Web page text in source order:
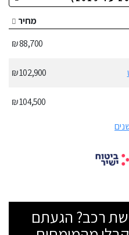
מחיר
88,700 ₪
102,900 ₪
104,500 ₪
רכב? הגעתם